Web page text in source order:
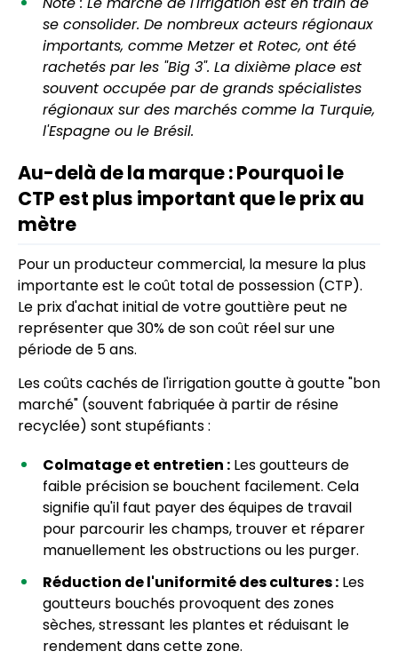
se consolider. De nombreux acteurs régionaux
importants, comme Metzer et Rotec, ont été
rachetés par les "Big 3". La dixième place est
souvent occupée par de grands spécialistes
régionaux sur des marchés comme la Turquie,
l'Espagne ou le Brésil.
Au-delà de la marque : Pourquoi le
CTP est plus important que le prix au
mètre
Pour un producteur commercial, la mesure la plus
importante est le coût total de possession (CTP).
Le prix d'achat initial de votre gouttière peut ne
représenter que 30% de son coût réel sur une
période de 5 ans.
Les coûts cachés de l'irrigation goutte à goutte "bon
marché" (souvent fabriquée à partir de résine
recyclée) sont stupéfiants :
Colmatage et entretien : Les goutteurs de
faible précision se bouchent facilement. Cela
signifie qu'il faut payer des équipes de travail
pour parcourir les champs, trouver et réparer
manuellement les obstructions ou les purger.
Réduction de l'uniformité des cultures : Les
goutteurs bouchés provoquent des zones
sèches, stressant les plantes et réduisant le
rendement dans cette zone.